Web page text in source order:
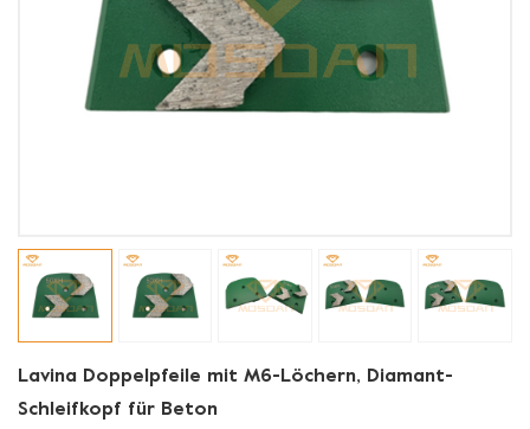
Lavina Doppelpfeile mit M6-Löchern, Diamant-
Schleifkopf für Beton